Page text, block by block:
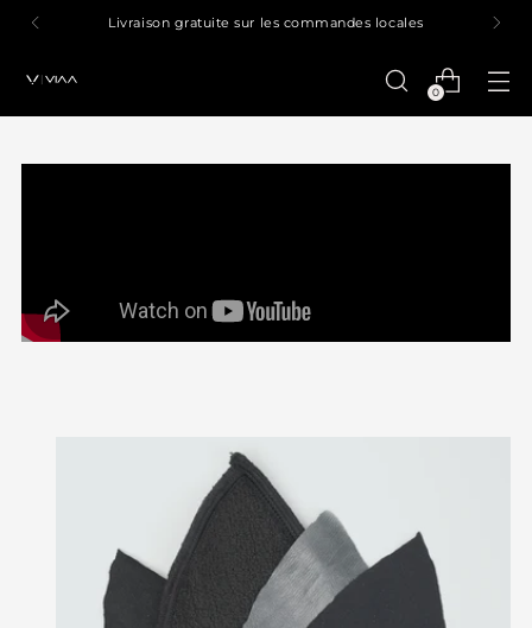
Livraison gratuite sur les commandes locales
0